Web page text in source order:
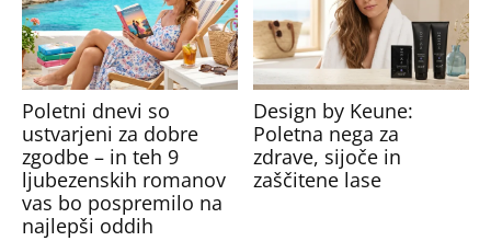
Poletni dnevi so
ustvarjeni za dobre
zgodbe – in teh 9
ljubezenskih romanov
vas bo pospremilo na
najlepši oddih
Design by Keune:
Poletna nega za
zdrave, sijoče in
zaščitene lase